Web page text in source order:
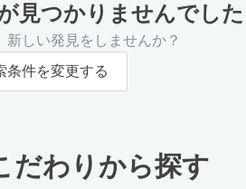
見つかりませんでした
新しい発見をしませんか？
条件を変更する
だわりから探す